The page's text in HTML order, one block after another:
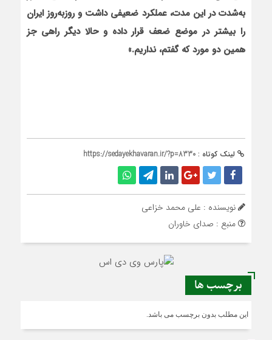
به‌شدت در این مدت، عملکرد ضعیفی داشت و روزبه‌روز ایران
را بیشتر در موضع ضعف قرار داده و حالا دیگر راهی جز
همین دو مورد که گفتم، نداریم.»
لینک کوتاه : https://sedayekhavaran.ir/?p=8330
نویسنده : علی محمد خزاعی
منبع : صدای خاوران
برچسب ها
این مطلب بدون برچسب می باشد.